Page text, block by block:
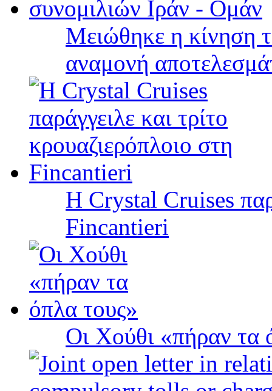
Μειώθηκε η κίνηση
αναμονή
Η Crystal Cruises
Fincantieri
Οι Χούθι «πήραν τα